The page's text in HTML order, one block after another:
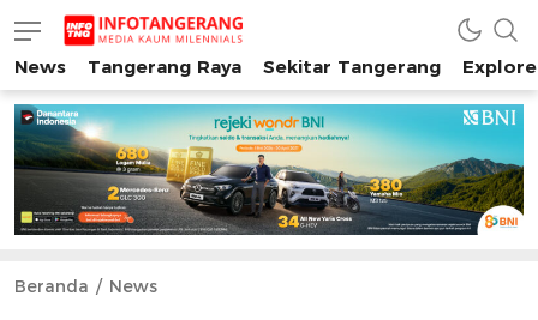
INFO TANGERANG
Media Kaum Millenials Tangerang Raya
News Tangerang Raya Sekitar Tangerang
Beranda News